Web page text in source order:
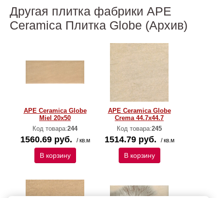
Другая плитка фабрики APE
Ceramica Плитка Globe (Архив)
APE Ceramica Globe
Miel 20x50
Код товара:244
1560.69 руб. / кв.м
В корзину
APE Ceramica Globe
Crema 44.7x44.7
Код товара:245
1514.79 руб. / кв.м
В корзину